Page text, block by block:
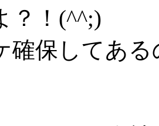
？！(^^;)
確保してあ